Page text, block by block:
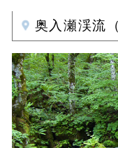
奥入瀬渓流